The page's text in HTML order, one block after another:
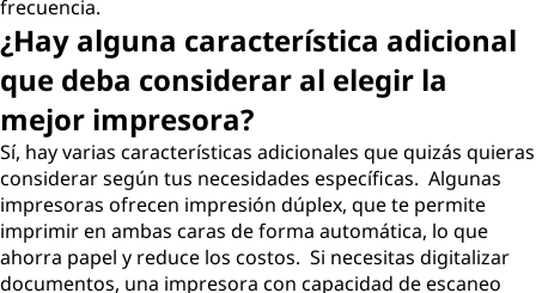
frecuencia.
¿Hay alguna característica adicional
que deba considerar al elegir la
mejor impresora?
Sí, hay varias características adicionales que quizás quieras
considerar según tus necesidades específicas. Algunas
impresoras ofrecen impresión dúplex, que te permite
imprimir en ambas caras de forma automática, lo que
ahorra papel y reduce los costos. Si necesitas digitalizar
documentos, una impresora con capacidad de escaneo